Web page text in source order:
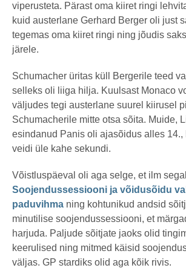
viperusteta. Pärast oma kiiret ringi
kuid austerlane Gerhard Berger oli just
tegemas oma kiiret ringi ning jõudis
järele.
Schumacher üritas küll Bergerile teed
selleks oli liiga hilja. Kuulsast Monaco
väljudes tegi austerlane suurel kiirusel
Schumacherile mitte otsa sõita. Muide,
esindanud Panis oli ajasõidus alles 14.,
veidi üle kahe sekundi.
Võistluspäeval oli aga selge, et ilm
Soojendussessiooni ja võidusõidu
paduvihma ning kohtunikud andsid
minutilise soojendussessiooni, et
harjuda. Paljude sõitjate jaoks olid
keerulised ning mitmed käisid
väljas. GP stardiks olid aga kõik rivis.